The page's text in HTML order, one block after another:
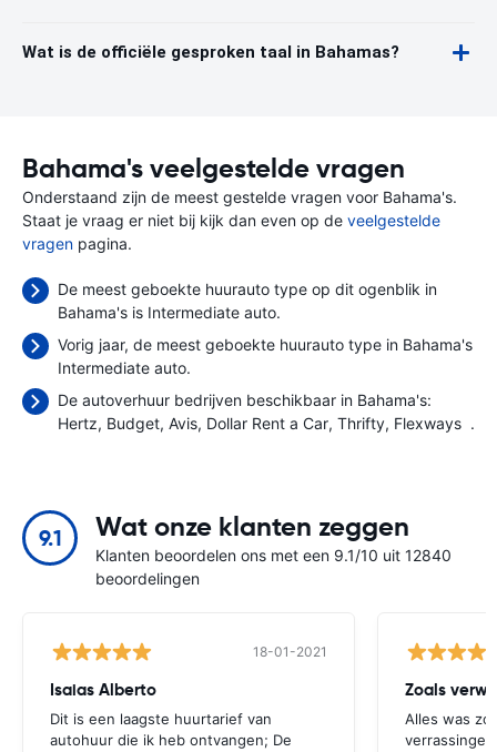
Wat is de officiële gesproken taal in Bahamas?
Bahama's veelgestelde vragen
Onderstaand zijn de meest gestelde vragen voor Bahama's.
Staat je vraag er niet bij kijk dan even op de veelgestelde
vragen pagina.
De meest geboekte huurauto type op dit ogenblik in
Bahama's is Intermediate auto.
Vorig jaar, de meest geboekte huurauto type in Bahama's
Intermediate auto.
De autoverhuur bedrijven beschikbaar in Bahama's:
Hertz Budget Avis Dollar Rent a Car Thrifty Flexways .
9.1 Wat onze klanten zeggen
Klanten beoordelen ons met een 9.1/10 uit 12840
beoordelingen
18-01-2021
Isaias Alberto
Dit is een laagste huurtarief van
autohuur die ik heb ontvangen; De
Zoals
Alles was